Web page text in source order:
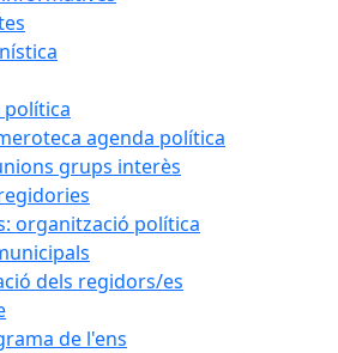
política
agenda política
grups interès
organització política
dels regidors/es
de l'ens